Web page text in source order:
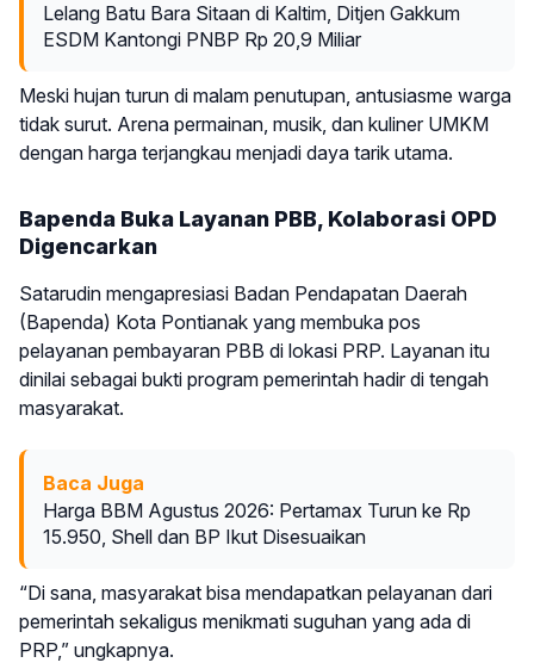
Lelang Batu Bara Sitaan di Kaltim, Ditjen Gakkum
ESDM Kantongi PNBP Rp 20,9 Miliar
Meski hujan turun di malam penutupan, antusiasme warga
tidak surut. Arena permainan, musik, dan kuliner UMKM
dengan harga terjangkau menjadi daya tarik utama.
Bapenda Buka Layanan PBB, Kolaborasi OPD
Digencarkan
Satarudin mengapresiasi Badan Pendapatan Daerah
(Bapenda) Kota Pontianak yang membuka pos
pelayanan pembayaran PBB di lokasi PRP. Layanan itu
dinilai sebagai bukti program pemerintah hadir di tengah
masyarakat.
Baca Juga
Harga BBM Agustus 2026: Pertamax Turun ke Rp
15.950, Shell dan BP Ikut Disesuaikan
“Di sana, masyarakat bisa mendapatkan pelayanan dari
pemerintah sekaligus menikmati suguhan yang ada di
PRP,” ungkapnya.